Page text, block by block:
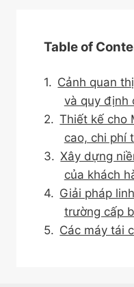
Table of
Cảnh quan
và quy định
Thiết kế cho
cao, chi phí
Xây dựng
của khách
Giải pháp
trường cấp
Các máy tái